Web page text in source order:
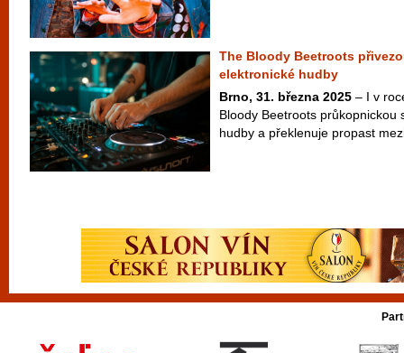
The Bloody Beetroots
elektronické hudby
Brno, 31. března 2025 – I v
Bloody Beetroots průkopnickou
hudby a překlenuje propast